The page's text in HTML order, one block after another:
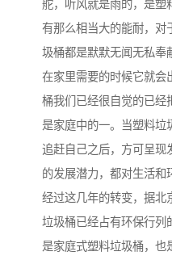
舵，听风就是雨的，是塑
有那么相当大的能耐，对
圾桶都是默默无闻无私奉
在家里需要的时候它就会
桶我们已经很自觉的已经
是家庭中的一。当塑料垃
追赶自己之后，方可呈现
的发展潜力，都对生活和
经过这几年的转变，据北
垃圾桶已经占有环保行列
是家庭式塑料垃圾桶，也